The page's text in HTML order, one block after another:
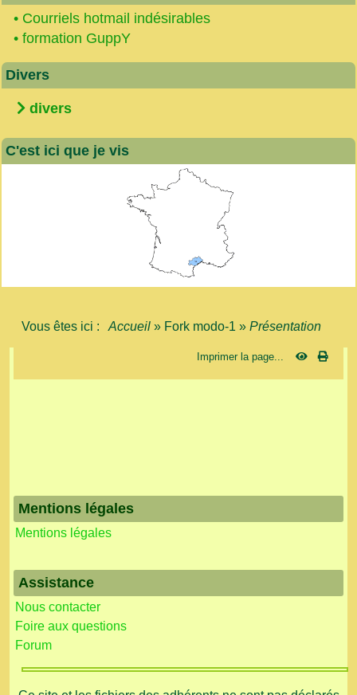
• Courriels hotmail indésirables
• formation GuppY
Divers
divers
C'est ici que je vis
Vous êtes ici : Accueil » Fork modo-1 » Présentation
Imprimer la page...
Mentions légales
Mentions légales
Assistance
Nous contacter
Foire aux questions
Forum